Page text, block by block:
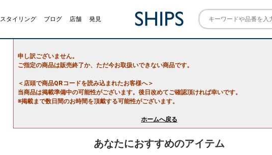
スタイリング ブログ 店舗 発見
申し訳ございません。
ご指定の商品は販売終了か、ただ今お取扱いできない商品です。
＜店頭で商品QRコードを読み込まれたお客様へ＞
当商品は掲載準備中の可能性がございます。後日改めてご確認頂ければ幸いです。
※掲載まで数日間のお時間を頂戴する可能性がございます。
ホームへ戻る
あなたにおすすめのアイテム